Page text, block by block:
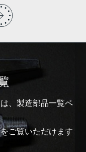
、製造部品一覧ペ
ご覧いただけます